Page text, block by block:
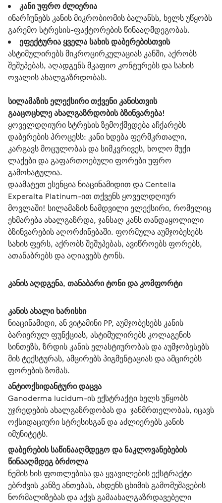
კანი უფრო ძლიერია
ინარჩუნებს კანის მიკრობიომის ბალანსს, ხელს უწყობს
გარემო სტრესის-ფაქტორების წინააღმდეგობას.
ეფექტურია ყველა სახის დაბერებისთვის
ასტიმულირებს მიკროცირკულაციას კანში, აქრობს
შეშუპებას, აღადგენს მკაფიო კონტურებს და სახის
ოვალის ახალგაზრდობას.
სილამაზის ელექსირი თქვენი კანისთვის
გააცოცხლე ახალგაზრდობის ბზინვარება!
ყოველდღიური სტრესის ზემოქმედება აჩქარებს
დაბერების პროცესს: კანი ხდება ფერმკრთალი,
კარგავს მოცულობას და სიმკვრივეს, ხოლო მუქი
ლაქები და გაფართოებული ფორები უფრო
გამოხატულია.
დაამატეთ ესენცია ნიაცინამიდით და Centella
Experalta Platinum-ით თქვენს ყოველდღიურ
მოვლაში! სილამაზის ნამდვილი ელექსირი, რომელიც
ეხმარება ახალგაზრდა, ჯანსაღ კანს თანდაყოლილი
ბზინვარების აღორძინებაში. ფორმულა აუმჯობესებს
სახის ფერს, აქრობს შეშუპებას, ავიწროებს ფორებს,
ათანაბრებს და აღიავებს ტონს.
კანის აღდგენა, თანაბარი ტონი და კომფორტი
კანის ახალი ხარისხი
ნიაცინამიდი, ან ვიტამინი PP, აუმჯობესებს კანის
ბარიერულ ფუნქციას, ასტიმულირებს კოლაგენის
სინთეზს, ზრდის კანის ელასტიურობას და აუმჯობესებს
მის ტექსტურას, ამცირებს პიგმენტაციას და ამცირებს
ფორების ზომას.
ანტიოქსიდანტური დაცვა
Ganoderma lucidum-ის ექსტრაქტი ხელს უწყობს
უჯრედების ახალგაზრდობას და ჯანმრთელობას, იცავს
ოქსიდაციური სტრესისგან და აძლიერებს კანის
იმუნიტეტს.
დაბერების საწინააღმდეგო და ნაკლოვანებების
წინააღმდეგ ბრძოლა
ნემის ხის ფოთლებისა და ყვავილების ექსტრაქტი
ებრძვის კანზე ანთებას, ახდენს ცხიმის გამომუშავების
ნორმალიზებას და აქვს გამაახალგაზრდავებელი